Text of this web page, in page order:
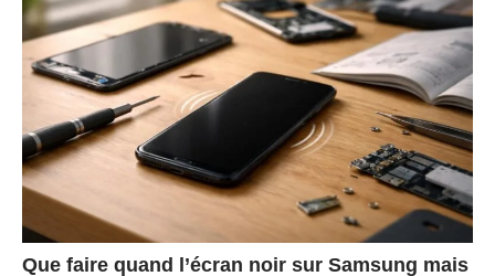
Que faire quand l’écran noir sur Samsung mais